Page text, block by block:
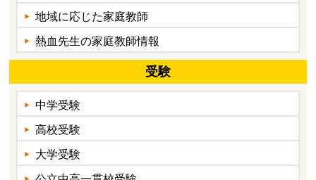
地域に応じた家庭教師
熱血先生の家庭教師情報
受験
中学受験
高校受験
大学受験